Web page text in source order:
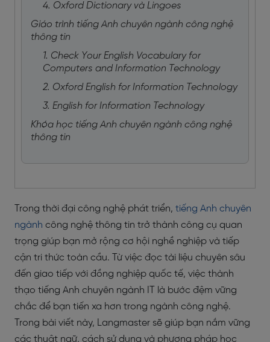
4. Oxford Dictionary và Lingoes
Giáo trình tiếng Anh chuyên ngành công nghệ
thông tin
1. Check Your English Vocabulary for
Computers and Information Technology
2. Oxford English for Information Technology
3. English for Information Technology
Khóa học tiếng Anh chuyên ngành công nghệ
thông tin
Trong thời đại công nghệ phát triển, tiếng Anh chuyên
ngành công nghệ thông tin trở thành công cụ quan
trọng giúp bạn mở rộng cơ hội nghề nghiệp và tiếp
cận tri thức toàn cầu. Từ việc đọc tài liệu chuyên sâu
đến giao tiếp với đồng nghiệp quốc tế, việc thành
thạo tiếng Anh chuyên ngành IT là bước đệm vững
chắc để bạn tiến xa hơn trong ngành công nghệ.
Trong bài viết này, Langmaster sẽ giúp bạn nắm vững
các thuật ngữ, cách sử dụng và phương pháp học